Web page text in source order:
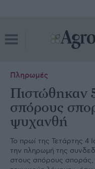
Πληρωμές
Πιστώθηκαν
σπόρους
ψυχανθή
Το πρωί της Τετάρτης 4
την πληρωμή της
στους σπόρους